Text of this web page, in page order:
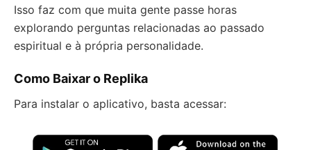
Isso faz com que muita gente passe horas
explorando perguntas relacionadas ao passado
espiritual e à própria personalidade.
Como Baixar o Replika
Para instalar o aplicativo, basta acessar: